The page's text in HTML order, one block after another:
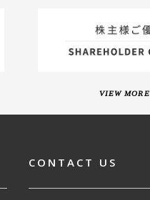
VIEW MORE
CONTACT US